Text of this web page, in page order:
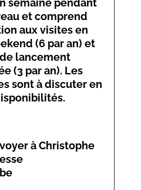
et comprend
aux visites en
(6 par an) et
lancement
(3 par an). Les
sont à discuter en
à Christophe